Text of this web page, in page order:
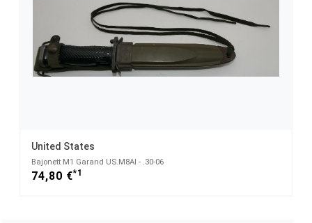
United States
Bajonett M1 Garand US.M8AI - .30-06
74,80 €*1